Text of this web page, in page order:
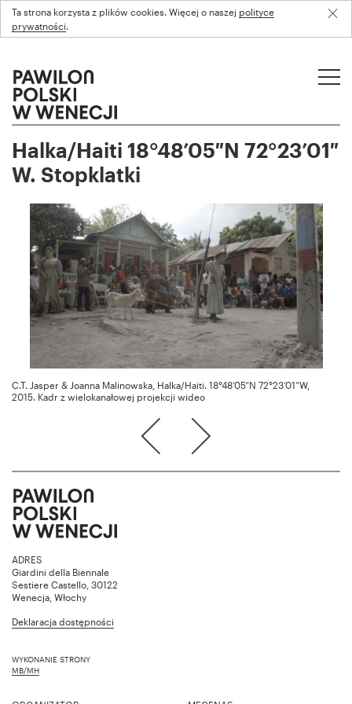
Ta strona korzysta z plików cookies. Więcej o naszej polityce
prywatności.
Halka/Haiti 18°48’05″N 72°23’01″
W. Stopklatki
C.T. Jasper & Joanna Malinowska, Halka/Haiti. 18°48’05”N 72°23’01”W,
2015. Kadr z wielokanałowej projekcji wideo
ADRES
Giardini della Biennale
Sestiere Castello, 30122
Wenecja, Włochy
Deklaracja dostępności
WYKONANIE STRONY
MB/MH